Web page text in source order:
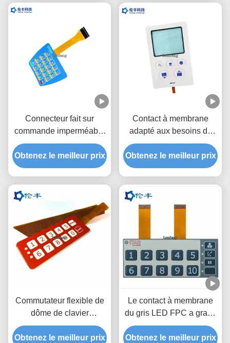
Connecteur fait sur
commande imperméable
de Matte Surface 2.54mm
de contact à membrane
d'IP67 FPC
Obtenez le meilleur prix
Contact à membrane
adapté aux besoins du
client parélectronique de
dôme en métal avec le
câble flexible
Obtenez le meilleur prix
Commutateur flexible de
dôme de clavier
numérique de Pantone de
circuit de connecteur de
Obtenez le meilleur prix
Le contact à membrane
du gris LED FPC a gravé
le clavier numérique en
refief tactile de
Obtenez le meilleur prix